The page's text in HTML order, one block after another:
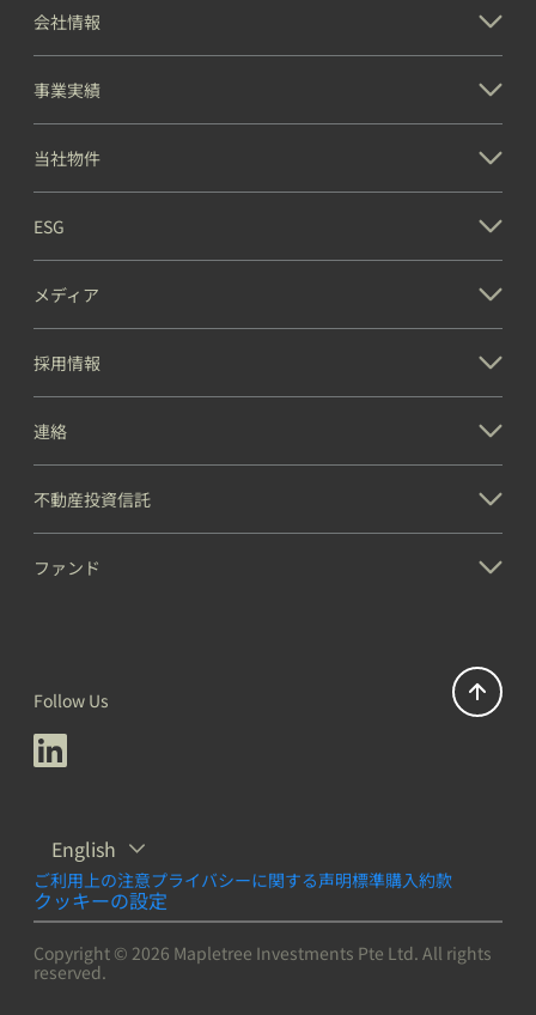
会社情報
事業実績
当社物件
ESG
メディア
採用情報
連絡
不動産投資信託
ファンド
English
ご利用上の注意プライバシーに関する声明標準購入約款
クッキーの設定
Follow Us
Copyright © 2026 Mapletree Investments Pte Ltd. All rights
reserved.